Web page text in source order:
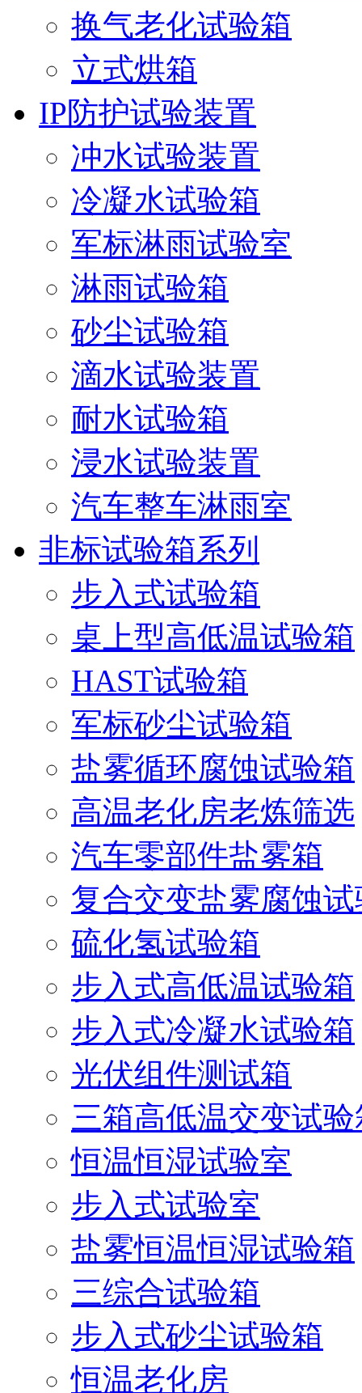
换气老化试验箱
立式烘箱
IP防护试验装置
冲水试验装置
冷凝水试验箱
军标淋雨试验室
淋雨试验箱
砂尘试验箱
滴水试验装置
耐水试验箱
浸水试验装置
汽车整车淋雨室
非标试验箱系列
步入式试验箱
桌上型高低温试验箱
HAST试验箱
军标砂尘试验箱
盐雾循环腐蚀试验箱
高温老化房老炼筛选
汽车零部件盐雾箱
复合交变盐雾腐蚀
硫化氢试验箱
步入式高低温试验箱
步入式冷凝水试验箱
光伏组件测试箱
三箱高低温交变试验
恒温恒湿试验室
步入式试验室
盐雾恒温恒湿试验箱
三综合试验箱
步入式砂尘试验箱
恒温老化房